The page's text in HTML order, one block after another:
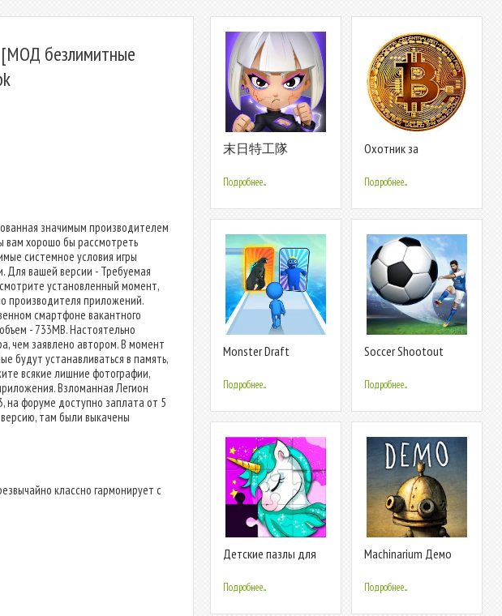
[МОД безлимитные
значимым производителем
вам хорошо бы рассмотреть
системное условия игры
Для вашей версии - Требуемая
установленный момент,
производителя приложений.
смартфоне вакантного
- 733MB. Настоятельно
чем заявлено автором. В момент
будут устанавливаться в память,
всякие лишние фотографии,
Взломанная Легион
на форуме доступно заплата от 5
там были выкачены
классно гармонирует с
末日特工隊
Подробнее...
Охотник за
Подробнее...
Monster Draft
Подробнее...
Soccer Shootout
Подробнее...
Детские пазлы для
Подробнее...
Machinarium Демо
Подробнее...